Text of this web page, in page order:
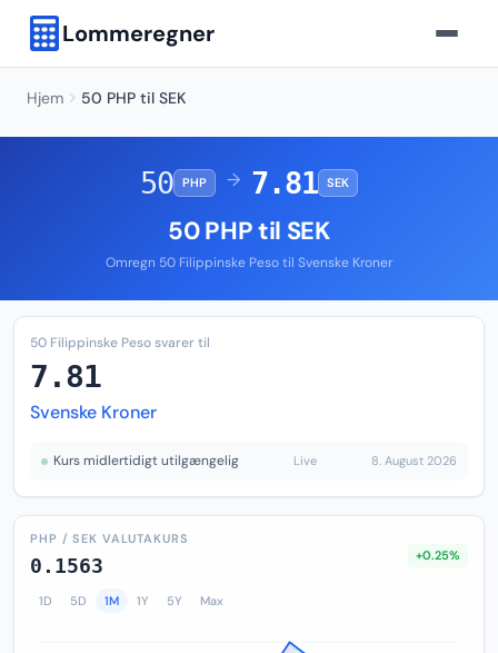
Lommeregner
Hjem 50 PHP til SEK
50 PHP → 7.81 SEK
50 PHP til SEK
Omregn 50 Filippinske Peso til Svenske Kroner
50 Filippinske Peso svarer til
7.81
Svenske Kroner
Kurs midlertidigt utilgængelig Live 8. August 2026
PHP / SEK VALUTAKURS
0.1563 +0.25%
1D 5D 1M 1Y 5Y Max